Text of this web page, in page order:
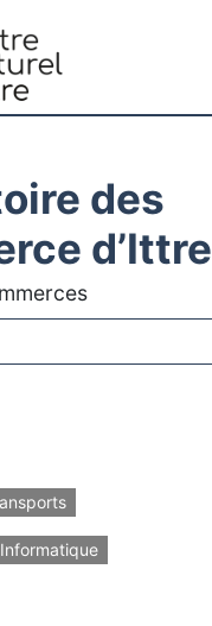
des
d’Ittre